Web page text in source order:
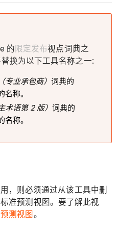
的 限定发布视点词典之
换为以下工具名称之一:
专业承包商）词典的
称。
术语第 2 版）词典的
称。
，则必须通过从该工具中删
准预测视图。要了解此视
测视图 。